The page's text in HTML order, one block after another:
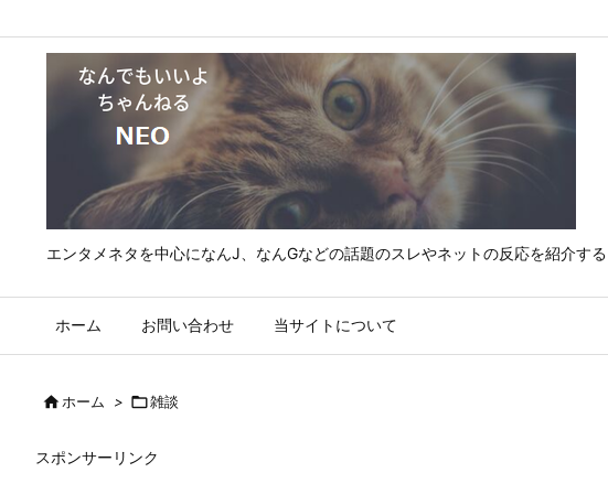
エンタメネタを中心になんJ、なんGなどの話題のスレやネットの反応を紹介する
ホーム お問い合わせ 当サイトについて
ホーム > 雑談
スポンサーリンク